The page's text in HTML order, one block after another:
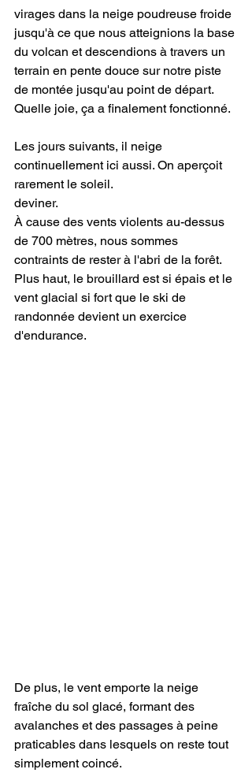
virages dans la neige poudreuse froide
jusqu'à ce que nous atteignions la base
du volcan et descendions à travers un
terrain en pente douce sur notre piste
de montée jusqu'au point de départ.
Quelle joie, ça a finalement fonctionné.
Les jours suivants, il neige
continuellement ici aussi. On aperçoit
rarement le soleil.
deviner.
À cause des vents violents au-dessus
de 700 mètres, nous sommes
contraints de rester à l'abri de la forêt.
Plus haut, le brouillard est si épais et le
vent glacial si fort que le ski de
randonnée devient un exercice
d'endurance.
De plus, le vent emporte la neige
fraîche du sol glacé, formant des
avalanches et des passages à peine
praticables dans lesquels on reste tout
simplement coincé.